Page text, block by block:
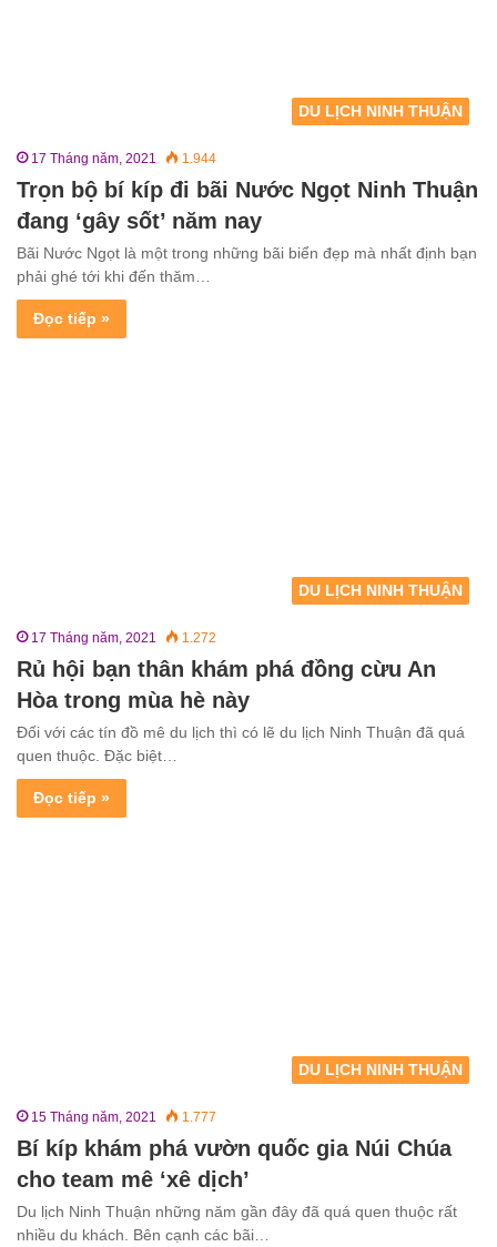
DU LỊCH NINH THUẬN
17 Tháng năm, 2021 1.944
Trọn bộ bí kíp đi bãi Nước Ngọt Ninh Thuận
đang ‘gây sốt’ năm nay
Bãi Nước Ngọt là một trong những bãi biển đẹp mà nhất định bạn
phải ghé tới khi đến thăm…
Đọc tiếp »
DU LỊCH NINH THUẬN
17 Tháng năm, 2021 1.272
Rủ hội bạn thân khám phá đồng cừu An
Hòa trong mùa hè này
Đối với các tín đồ mê du lịch thì có lẽ du lịch Ninh Thuận đã quá
quen thuộc. Đặc biệt…
Đọc tiếp »
DU LỊCH NINH THUẬN
15 Tháng năm, 2021 1.777
Bí kíp khám phá vườn quốc gia Núi Chúa
cho team mê ‘xê dịch’
Du lịch Ninh Thuận những năm gần đây đã quá quen thuộc rất
nhiều du khách. Bên cạnh các bãi…